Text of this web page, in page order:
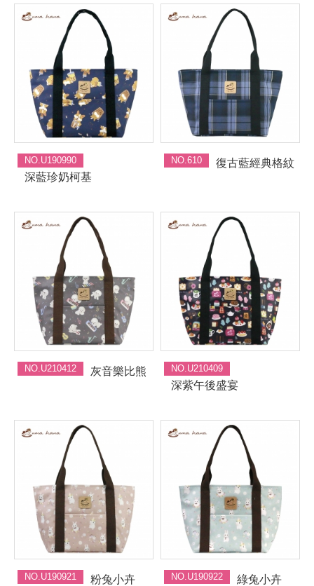
NO.U190990
深藍珍奶柯基
NO.610 復古藍經典格紋
NO.U210412 灰音樂比熊 NO.U210409
深紫午後盛宴
NO.U190921 粉兔小卉 NO.U190922 綠兔小卉